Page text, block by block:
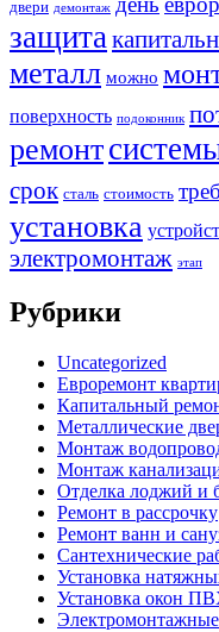
двери демонтаж
защита
металл можно
поверхность подоконник
ремонт
срок сталь стоимость
установка
электромонтаж этап
Рубрики
Uncategorized
Евроремонт
Капитальный
Металлические
Монтаж
Монтаж
Отделка лоджий и
Ремонт в рассрочку
Ремонт ванн и
Сантехнические
Установка
Установка окон